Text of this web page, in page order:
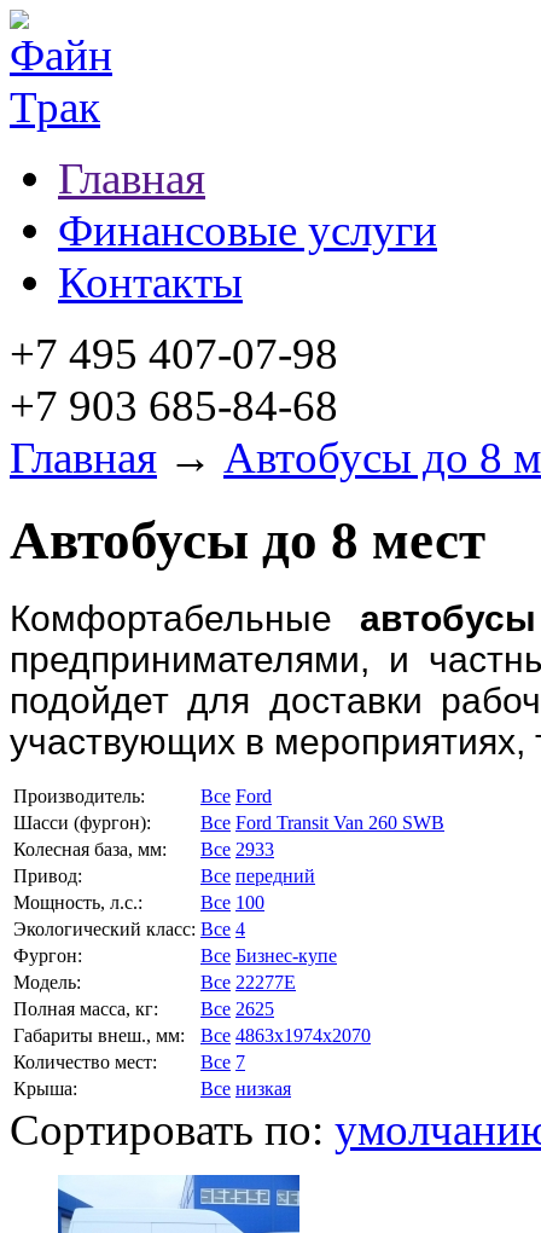
Главная
Финансовые услуги
Контакты
+7 495 407-07-98
+7 903 685-84-68
Главная → Автобусы до 8
Автобусы до 8 мест
Комфортабельные автобусы
предпринимателями, и
подойдет для доставки
участвующих в мероприятиях,
Производитель: Все Ford
Шасси (фургон):
Все Ford Transit Van 260 SWB
Колесная база, мм:
Все 2933
Привод:
Все передний
Мощность, л.с.:
Все 100
Экологический класс: Все 4
Фургон:
Все Бизнес-купе
Модель:
Все 22277E
Полная масса, кг:
Все 2625
Габариты внеш., мм:
Все 4863x1974x2070
Количество мест:
Все 7
Крыша:
Все низкая
Сортировать по: